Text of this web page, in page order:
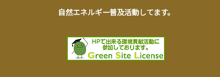
自然エネルギー普及活動してます。